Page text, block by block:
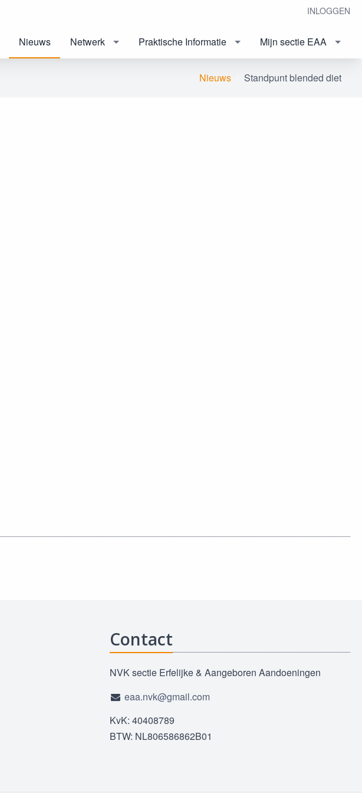
INLOGGEN
Nieuws Netwerk Praktische Informatie Mijn sectie EAA
Nieuws Standpunt blended diet
Contact
NVK sectie Erfelijke & Aangeboren Aandoeningen
eaa.nvk@gmail.com
KvK: 40408789
BTW: NL806586862B01